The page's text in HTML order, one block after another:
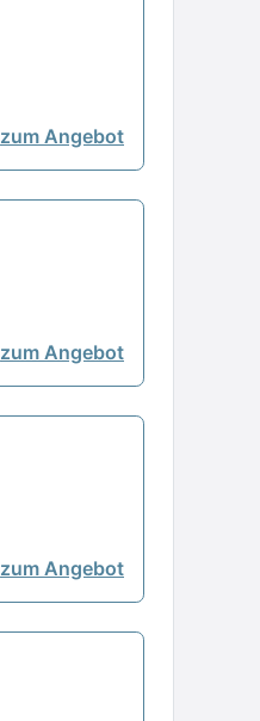
zum Angebot
zum Angebot
zum Angebot